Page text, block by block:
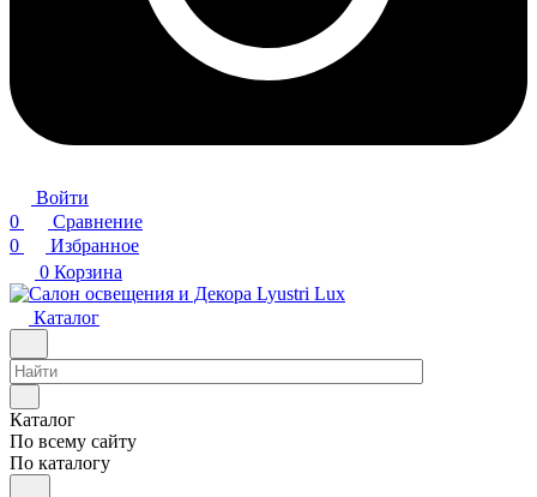
Войти
0
Сравнение
0
Избранное
0 Корзина
Каталог
Каталог
По всему сайту
По каталогу